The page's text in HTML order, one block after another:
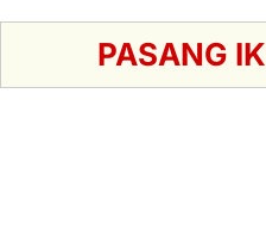
PASANG